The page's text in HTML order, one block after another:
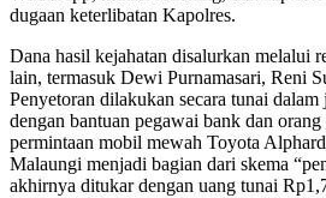
dugaan keterlibatan Kapolres.
Dana hasil kejahatan disalurkan melalui
lain, termasuk Dewi Purnamasari, Reni
Penyetoran dilakukan secara tunai
dengan bantuan pegawai bank dan
permintaan mobil mewah Toyota
Malaungi menjadi bagian dari skema
akhirnya ditukar dengan uang tunai